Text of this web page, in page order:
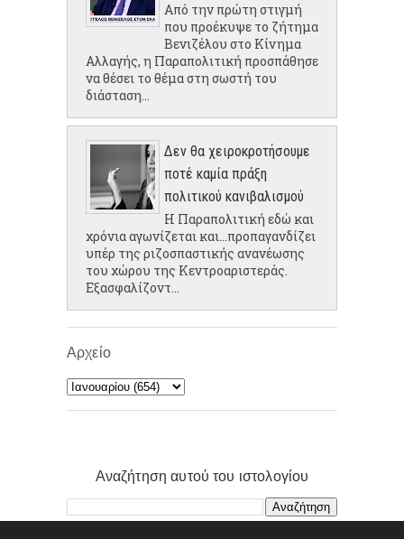
Από την πρώτη στιγμή
που προέκυψε το ζήτημα
Βενιζέλου στο Κίνημα
Αλλαγής, η Παραπολιτική προσπάθησε
να θέσει το θέμα στη σωστή του
διάσταση...
Δεν θα χειροκροτήσουμε
ποτέ καμία πράξη
πολιτικού κανιβαλισμού
Η Παραπολιτική εδώ και
χρόνια αγωνίζεται και...προπαγανδίζει
υπέρ της ριζοσπαστικής ανανέωσης
του χώρου της Κεντροαριστεράς.
Εξασφαλίζοντ...
Αρχείο
Αναζήτηση αυτού του ιστολογίου